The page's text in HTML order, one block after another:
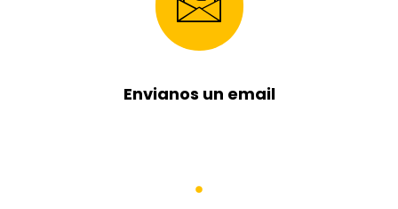
Envianos un email